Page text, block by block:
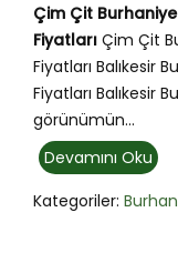
Çim Çit
Fiyatları Çim Çit
Fiyatları Balıkesir
Fiyatları Balıkesir
görünümün...
Devamını Oku
Kategoriler: